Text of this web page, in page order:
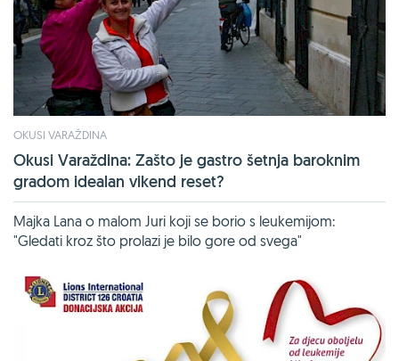
OKUSI VARAŽDINA
Okusi Varaždina: Zašto je gastro šetnja baroknim
gradom idealan vikend reset?
Majka Lana o malom Juri koji se borio s leukemijom:
"Gledati kroz što prolazi je bilo gore od svega"